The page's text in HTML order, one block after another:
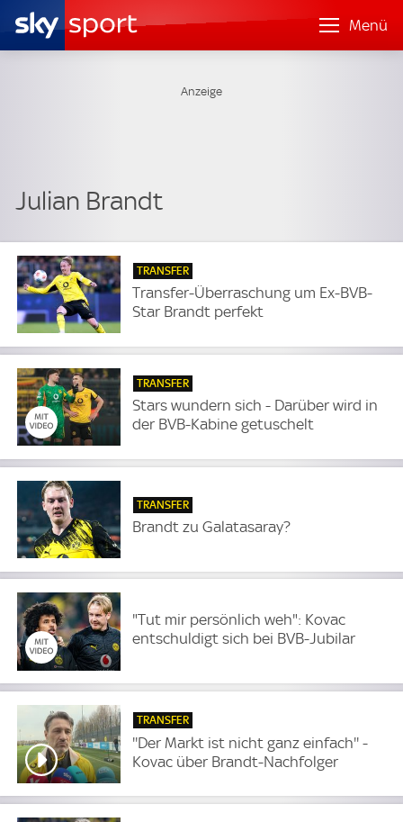
Menü
Julian Brandt
TRANSFER
Transfer-Überraschung um Ex-BVB-
Star Brandt perfekt
TRANSFER
Stars wundern sich - Darüber wird in
der BVB-Kabine getuschelt
TRANSFER
Brandt zu Galatasaray?
"Tut mir persönlich weh": Kovac
entschuldigt sich bei BVB-Jubilar
TRANSFER
''Der Markt ist nicht ganz einfach'' -
Kovac über Brandt-Nachfolger